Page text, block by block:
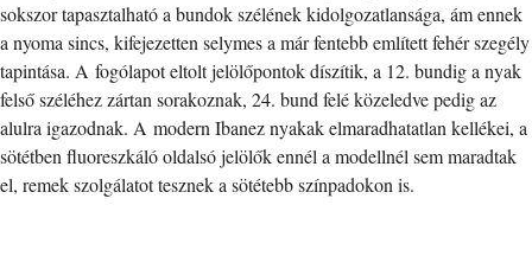
sokszor tapasztalható a bundok szélének kidolgozatlansága, ám ennek
a nyoma sincs, kifejezetten selymes a már fentebb említett fehér szegély
tapintása. A fogólapot eltolt jelölőpontok díszítik, a 12. bundig a nyak
felső széléhez zártan sorakoznak, 24. bund felé közeledve pedig az
alulra igazodnak. A modern Ibanez nyakak elmaradhatatlan kellékei, a
sötétben fluoreszkáló oldalsó jelölők ennél a modellnél sem maradtak
el, remek szolgálatot tesznek a sötétebb színpadokon is.